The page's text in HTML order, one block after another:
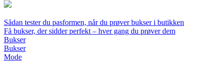
Sådan tester du pasformen, når du prøver bukser i butikken
Få bukser, der sidder perfekt – hver gang du prøver dem
Bukser
Bukser
Mode